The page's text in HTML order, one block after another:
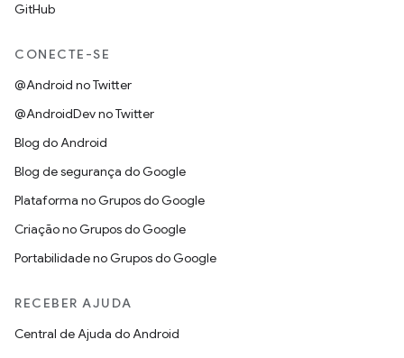
GitHub
CONECTE-SE
@Android no Twitter
@AndroidDev no Twitter
Blog do Android
Blog de segurança do Google
Plataforma no Grupos do Google
Criação no Grupos do Google
Portabilidade no Grupos do Google
RECEBER AJUDA
Central de Ajuda do Android